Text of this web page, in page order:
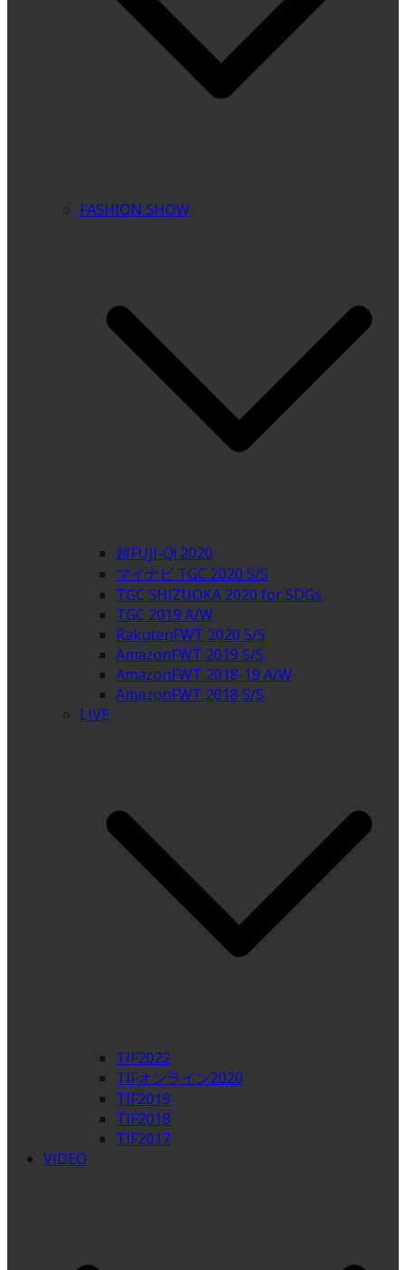
FASHION SHOW
超FUJI-Q! 2020
マイナビ TGC 2020 S/S
TGC SHIZUOKA 2020 for SDGs
TGC 2019 A/W
RakutenFWT 2020 S/S
AmazonFWT 2019 S/S
AmazonFWT 2018-19 A/W
AmazonFWT 2018 S/S
LIVE
TIF2022
TIFオンライン2020
TIF2019
TIF2018
TIF2017
VIDEO